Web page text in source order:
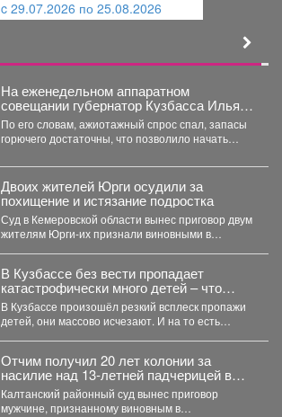
c 29.07.2026 по 25.08.2026
На еженедельном аппаратном
совещании губернатор Кузбасса Илья
Середюк заявил о стабилизации
ситуации с топливом в регионе.
По его словам, ажиотажный спрос спал, запасы
горючего достаточны, что позволило начать
Двоих жителей Юрги осудили за
похищение и истязание подростка
Суд в Кемеровской области вынес приговор двум
жителям Юрги-их признали виновными в
В Кузбассе без вести пропадает
катастрофически много детей – что
происходит
В Кузбассе произошёл резкий всплеск пропажи
детей, они массово исчезают. И на то есть
Отчим получил 20 лет колонии за
насилие над 13‑летней падчерицей в
Кузбассе
Калтанский районный суд вынес приговор
мужчине, признанному виновным в